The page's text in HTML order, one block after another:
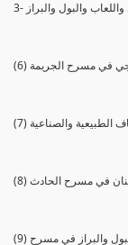
واللعاب والبول والبراز
في مسرح الجريمة
الطبيعية والصناعية
في مسرح الحادث
والبراز في مسرح